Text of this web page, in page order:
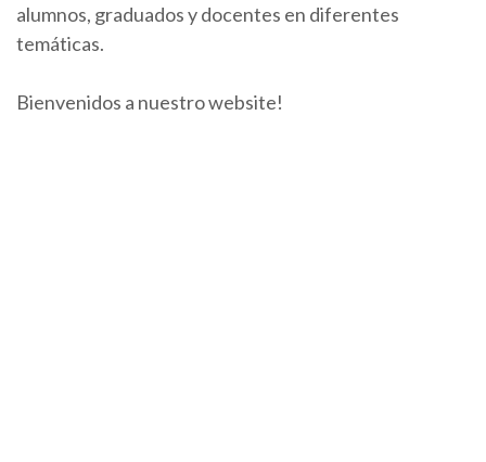
alumnos, graduados y docentes en diferentes
temáticas.
Bienvenidos a nuestro website!